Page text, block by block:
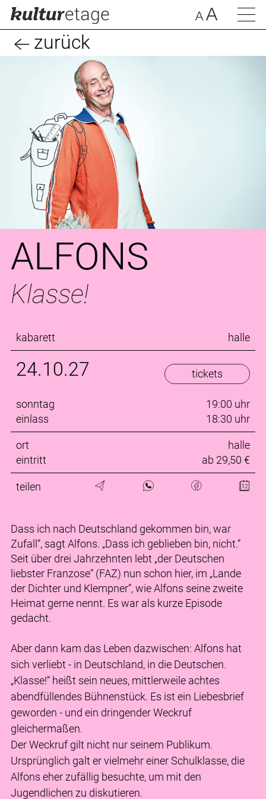
zurück
ALFONS
Klasse!
kabarett halle
24.10.27 tickets
sonntag
19:00 uhr
einlass
18:30 uhr
ort
halle
eintritt
ab 29,50 €
teilen
Dass ich nach Deutschland gekommen bin, war
Zufall“, sagt Alfons. „Dass ich geblieben bin, nicht.“
Seit über drei Jahrzehnten lebt „der Deutschen
liebster Franzose“ (FAZ) nun schon hier, im „Lande
der Dichter und Klempner“, wie Alfons seine zweite
Heimat gerne nennt. Es war als kurze Episode
gedacht.
Aber dann kam das Leben dazwischen: Alfons hat
sich verliebt - in Deutschland, in die Deutschen.
„Klasse!“ heißt sein neues, mittlerweile achtes
abendfüllendes Bühnenstück. Es ist ein Liebesbrief
geworden - und ein dringender Weckruf
gleichermaßen.
Der Weckruf gilt nicht nur seinem Publikum.
Ursprünglich galt er vielmehr einer Schulklasse, die
Alfons eher zufällig besuchte, um mit den
Jugendlichen zu diskutieren.